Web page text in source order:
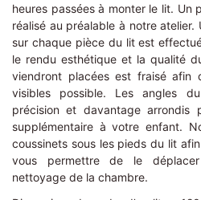
heures passées à monter le lit. Un
réalisé au préalable à notre
sur chaque pièce du lit est
le rendu esthétique et la qualité
viendront placées est fraisé afin
visibles possible. Les angles
précision et davantage arrondis
supplémentaire à votre enfant.
coussinets sous les pieds du lit
vous permettre de le
nettoyage de la chambre.